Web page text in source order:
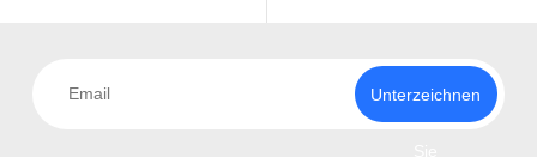
Unterzeichnen